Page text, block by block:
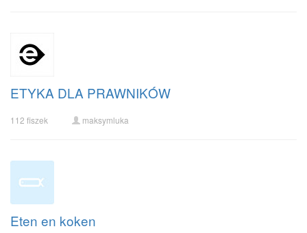
ETYKA DLA PRAWNIKÓW
112 fiszek maksymluka
Eten en koken